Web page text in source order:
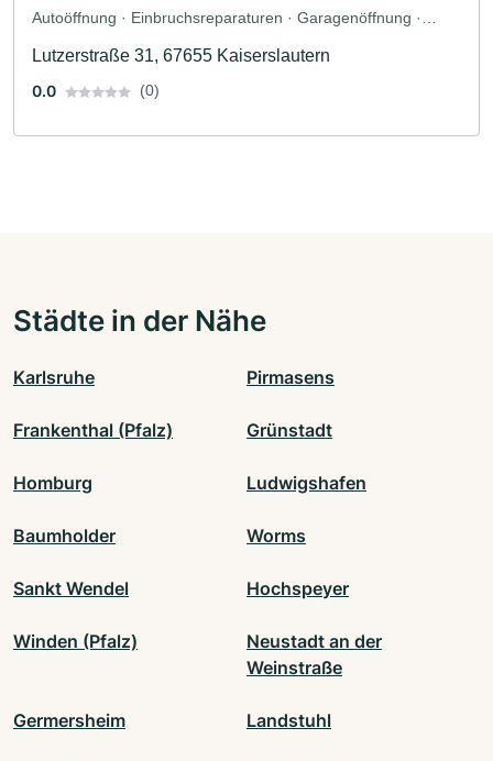
Autoöffnung · Einbruchsreparaturen · Garagenöffnung ·
Lutzerstraße 31, 67655 Kaiserslautern
0.0
(0)
Städte in der Nähe
Karlsruhe Pirmasens
Frankenthal (Pfalz) Grünstadt
Homburg Ludwigshafen
Baumholder Worms
Sankt Wendel Hochspeyer
Winden (Pfalz)
Neustadt an der
Weinstraße
Germersheim Landstuhl